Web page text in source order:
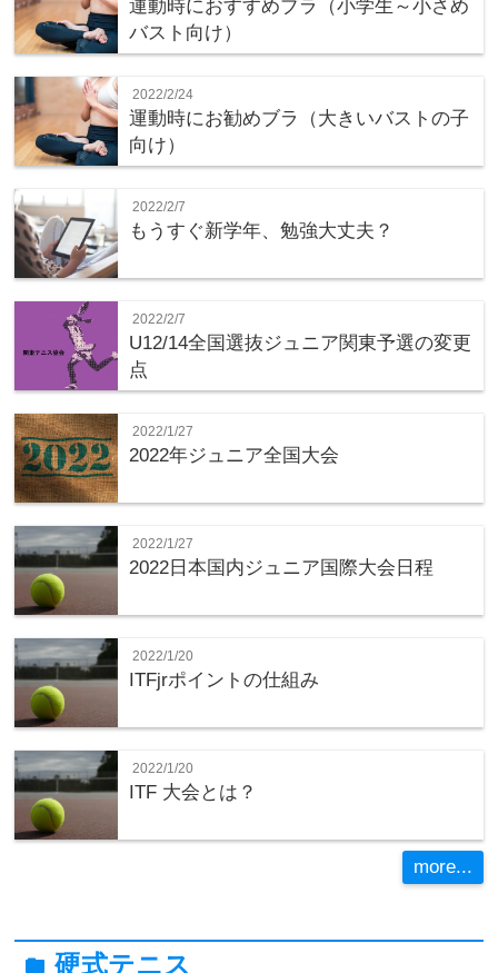
運動時におすすめブラ（小学生～小さめ
バスト向け）
2022/2/24
運動時にお勧めブラ（大きいバストの子
向け）
2022/2/7
もうすぐ新学年、勉強大丈夫？
2022/2/7
U12/14全国選抜ジュニア関東予選の変更
点
2022/1/27
2022年ジュニア全国大会
2022/1/27
2022日本国内ジュニア国際大会日程
2022/1/20
ITFjrポイントの仕組み
2022/1/20
ITF 大会とは？
more...
folder硬式テニス